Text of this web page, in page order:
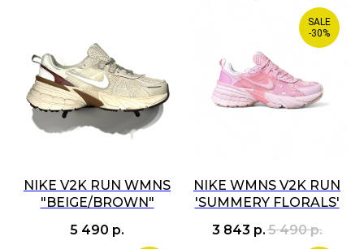
NIKE V2K RUN WMNS
"BEIGE/BROWN"
5 490 р.
SALE
-30%
NIKE WMNS V2K RUN
'SUMMERY FLORALS'
3 843 р.5 490 р.